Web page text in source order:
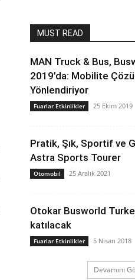
MUST READ
MAN Truck & Bus,
2019’da: Mobilite
Yönlendiriyor
Fuarlar Etkinlikler 25 Ekim 2019
Pratik, Şık, Sportif ve
Astra Sports Tourer
Otomobil 25 Aralık 2021
Otokar Busworld
katılacak
Fuarlar Etkinlikler 5 Nisan 2018
Devamını